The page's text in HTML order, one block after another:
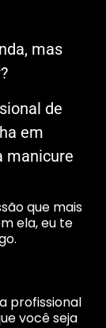
mas
de
em
manicure
que mais
ela, eu te
profissional
você seja